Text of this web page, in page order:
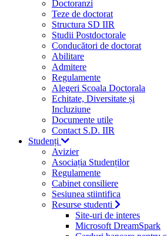
Doctoranzi
Teze de doctorat
Structura SD IIR
Studii Postdoctorale
Conducători de doctorat
Abilitare
Admitere
Regulamente
Alegeri Scoala Doctorala
Echitate, Diversitate și
Incluziune
Documente utile
Contact S.D. IIR
Studenți
Avizier
Asociația Studenților
Regulamente
Cabinet consiliere
Sesiunea stiintifica
Resurse studenti
Site-uri de interes
Microsoft DreamSpark